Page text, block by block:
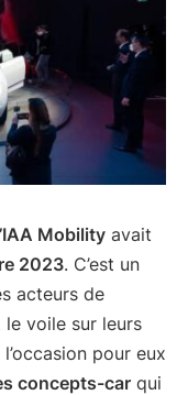
Mobility avait
2023. C’est un
acteurs de
le voile sur leurs
pour eux
concepts-car qui